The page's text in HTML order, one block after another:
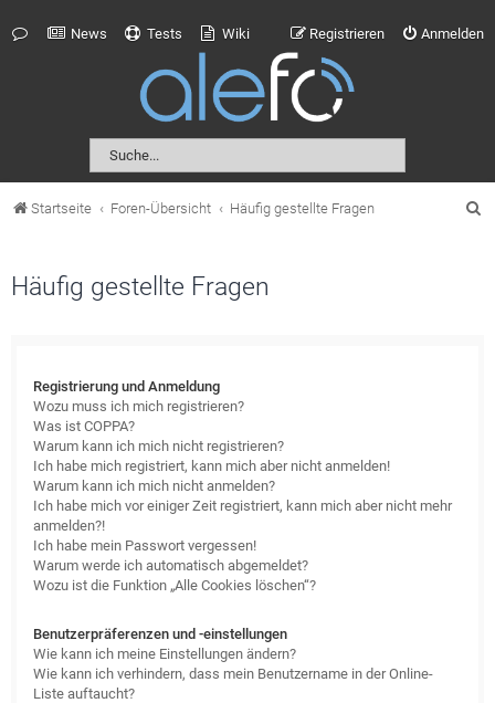
News Tests Wiki Anmelden
Registrieren
Startseite Foren-Übersicht Häufig gestellte Fragen
Häufig gestellte Fragen
Registrierung und Anmeldung
Wozu muss ich mich registrieren?
Was ist COPPA?
Warum kann ich mich nicht registrieren?
Ich habe mich registriert, kann mich aber nicht anmelden!
Warum kann ich mich nicht anmelden?
Ich habe mich vor einiger Zeit registriert, kann mich aber nicht mehr
anmelden?!
Ich habe mein Passwort vergessen!
Warum werde ich automatisch abgemeldet?
Wozu ist die Funktion „Alle Cookies löschen“?
Benutzerpräferenzen und -einstellungen
Wie kann ich meine Einstellungen ändern?
Wie kann ich verhindern, dass mein Benutzername in der Online-
Liste auftaucht?